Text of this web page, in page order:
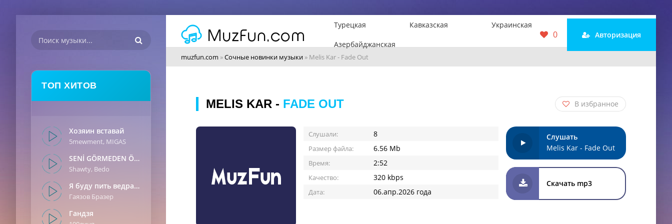
ТОП ХИТОВ
Хозяин вставай
5mewment, MIGAS
SENİ GÖRMEDEN ÖNCE
Shawty, Bedo
Я буду пить ведрами
Гаязов Бразер
Гандзя
Турецкая Кавказская Украинская
Азербайджанская
0 Авторизация
muzfun.com »Сочные новинки музыки » Melis Kar - Fade Out
MELIS KAR - FADE OUT В избранное
Слушали: 8
Размер файла: 6.56 Mb
Время: 2:52
Качество: 320 kbps
Дата: 06.апр.2026 года
Слушать
Melis Kar - Fade Out
Скачать mp3